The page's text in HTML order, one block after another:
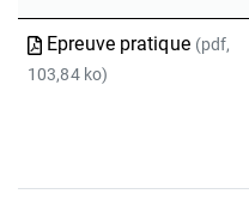
Epreuve pratique (pdf,
103,84 ko)